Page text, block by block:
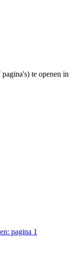
te openen in
pagina 1